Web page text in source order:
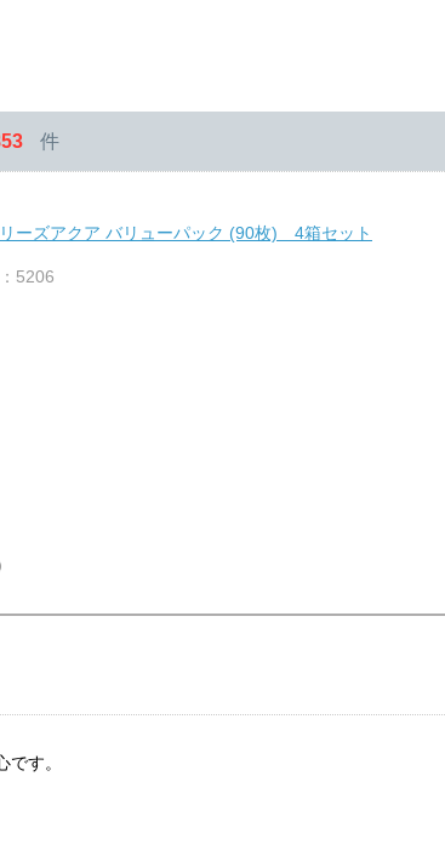
件
ーズアクア バリューパック (90枚) 4箱セット
5206
す。